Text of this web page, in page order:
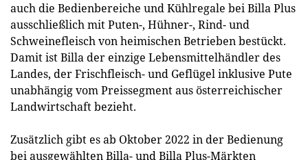
auch die Bedienbereiche und Kühlregale bei Billa Plus
ausschließlich mit Puten-, Hühner-, Rind- und
Schweinefleisch von heimischen Betrieben bestückt.
Damit ist Billa der einzige Lebensmittelhändler des
Landes, der Frischfleisch- und Geflügel inklusive Pute
unabhängig vom Preissegment aus österreichischer
Landwirtschaft bezieht.
Zusätzlich gibt es ab Oktober 2022 in der Bedienung
bei ausgewählten Billa- und Billa Plus-Märkten